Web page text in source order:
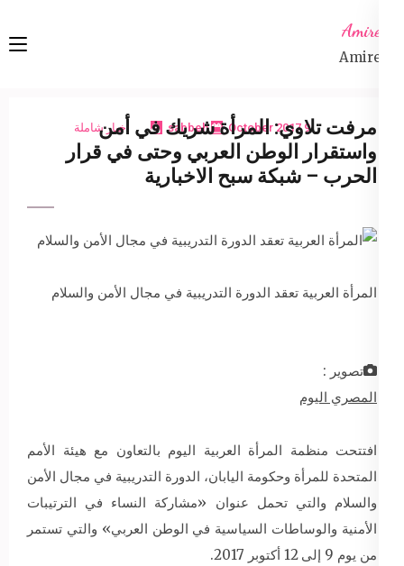
content
Amireta
Amireta
9 October 2017
sabbeh اخبار شاملةمرفت تلاوي: المرأة شريك في أمن
واستقرار الوطن العربي وحتى في قرار
الحرب – شبكة سبح الاخبارية
المرأة العربية تعقد الدورة التدريبية في مجال الأمن والسلام
تصوير :
المصري اليوم
افتتحت منظمة المرأة العربية اليوم بالتعاون مع هيئة الأمم
المتحدة للمرأة وحكومة اليابان، الدورة التدريبية في مجال الأمن
والسلام والتي تحمل عنوان «مشاركة النساء في الترتيبات
الأمنية والوساطات السياسية في الوطن العربي» والتي تستمر
من يوم 9 إلى 12 أكتوبر 2017.